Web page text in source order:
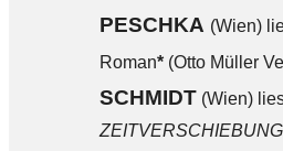
PESCHKA (Wien)
Roman*(Otto Müller
SCHMIDT(Wien)